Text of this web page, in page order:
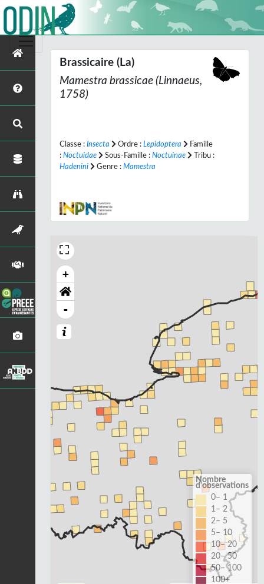
Brassicaire (La)
Mamestra brassicae (Linnaeus,
1758)
Classe : Insecta Ordre : Lepidoptera
Famille
: Noctuidae Sous-Famille : Noctuinae
Tribu :
Hadenini
Genre : Mamestra
+
-
Nombre
d'observations
0– 1
1– 2
2– 5
5– 10
10– 20
20– 50
50– 100
100+